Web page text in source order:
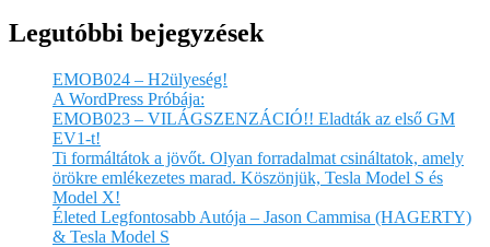
Legutóbbi bejegyzések
EMOB024 – H2ülyeség!
A WordPress Próbája:
EMOB023 – VILÁGSZENZÁCIÓ!! Eladták az első GM
EV1-t!
Ti formáltátok a jövőt. Olyan forradalmat csináltatok, amely
örökre emlékezetes marad. Köszönjük, Tesla Model S és
Model X!
Életed Legfontosabb Autója – Jason Cammisa (HAGERTY)
& Tesla Model S